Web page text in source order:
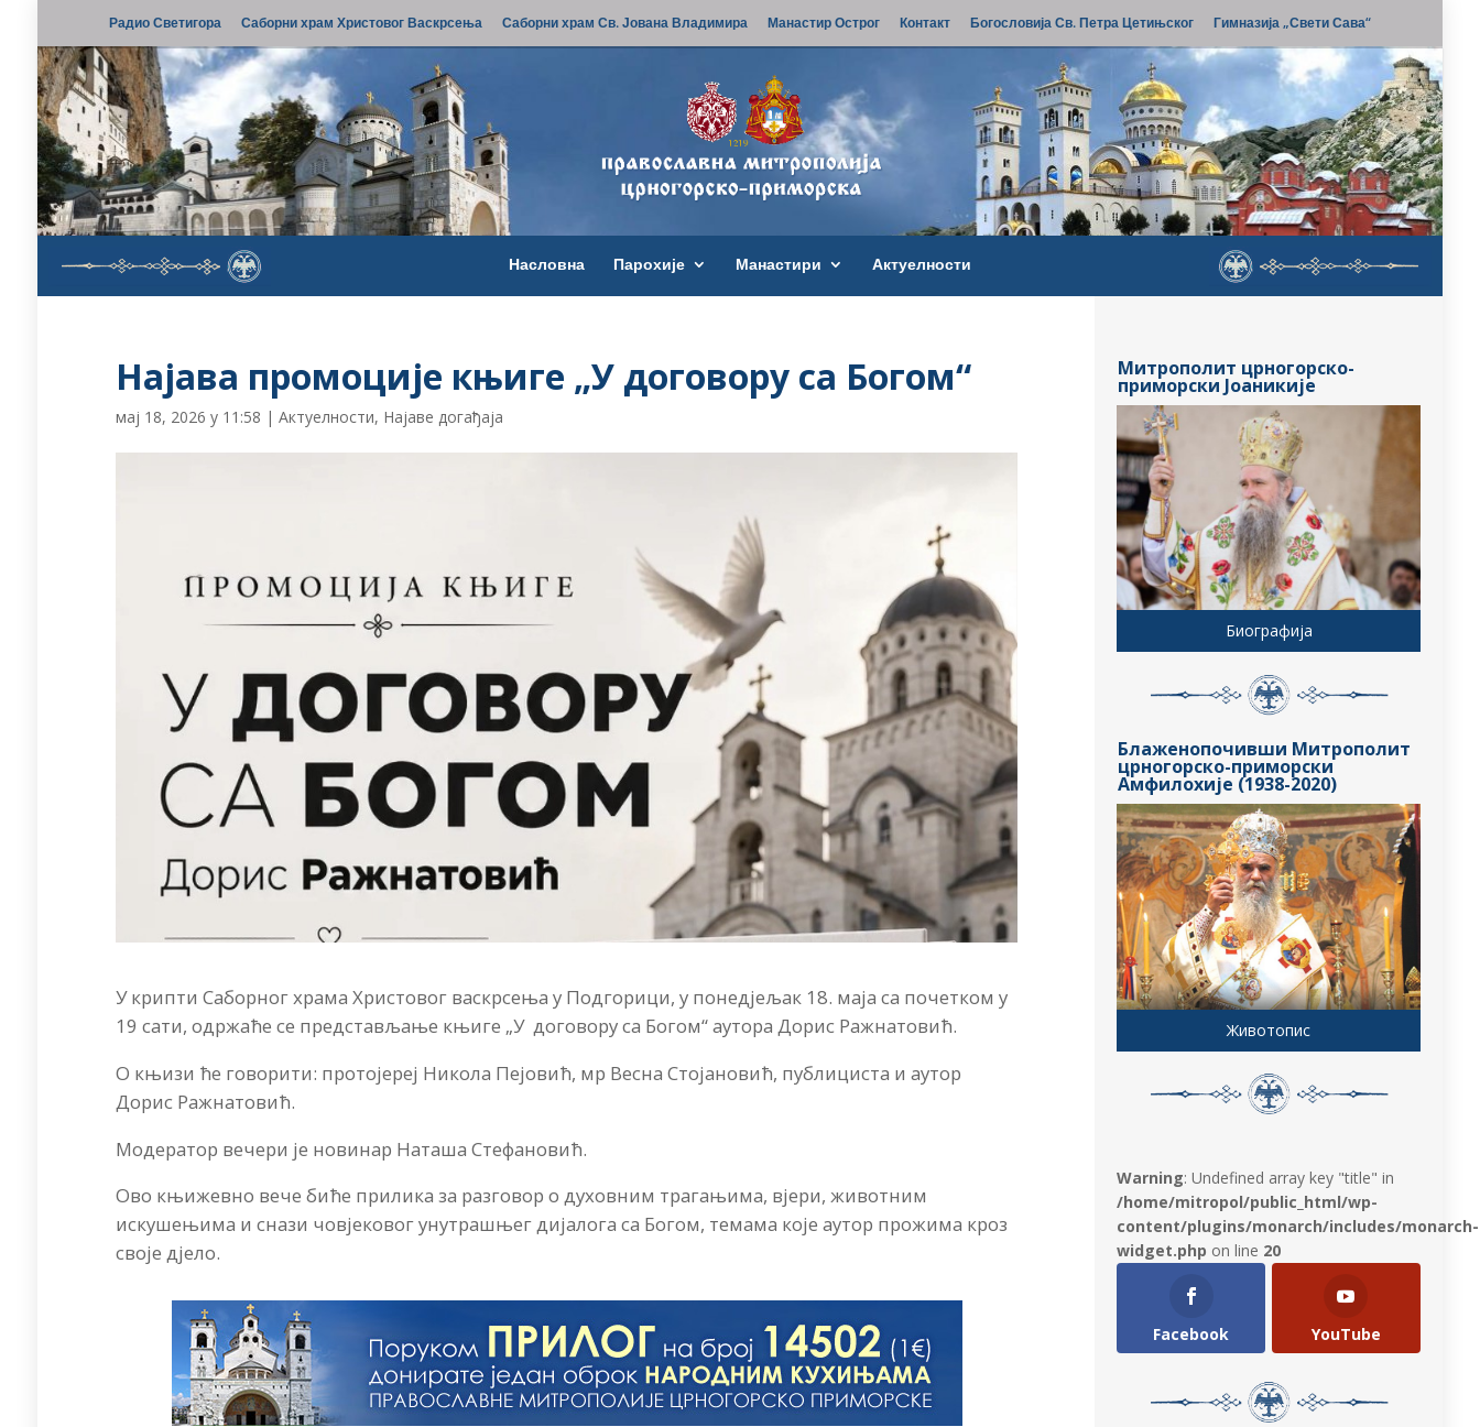
Радио Светигора Саборни храм Христовог Васкрсења Саборни храм Св. Јована Владимира Манастир Острог Контакт Богословија Св. Петра Цетињског Гимназија „Свети Сава“
Насловна Парохије Манастири Актуелности
Најава промоције књиге „У договору са Богом“
мај 18, 2026 у 11:58 |Актуелности, Најаве догађаја
У крипти Саборног храма Христовог васкрсења у Подгорици, у понедјељак 18. маја са почетком у
19 сати, одржаће се представљање књиге „У договору са Богом“ аутора Дорис Ражнатовић.
О књизи ће говорити: протојереј Никола Пејовић, мр Весна Стојановић, публициста и аутор
Дорис Ражнатовић.
Модератор вечери је новинар Наташа Стефановић.
Ово књижевно вече биће прилика за разговор о духовним трагањима, вјери, животним
искушењима и снази човјековог унутрашњег дијалога са Богом, темама које аутор прожима кроз
своје дјело.
Митрополит црногорско-
приморски Јоаникије
Биографија
Блаженопочивши Митрополит
црногорско-приморски
Амфилохије (1938-2020)
Животопис
Warning: Undefined array key "title" in
/home/mitropol/public_html/wp-
content/plugins/monarch/includes/monarch-
widget.php on line 20
Facebook YouTube